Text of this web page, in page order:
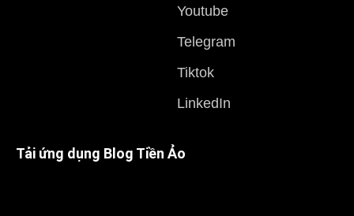
Youtube
Telegram
Tiktok
LinkedIn
Tải ứng dụng Blog Tiền Ảo